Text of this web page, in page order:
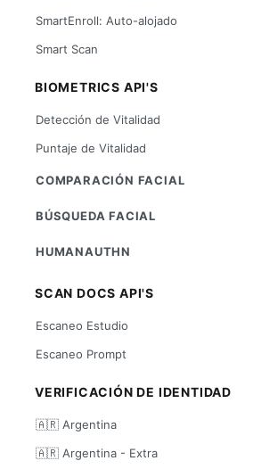
SmartEnroll: Auto-alojado
Smart Scan
BIOMETRICS API'S
Detección de Vitalidad
Puntaje de Vitalidad
COMPARACIÓN FACIAL
BÚSQUEDA FACIAL
HUMANAUTHN
SCAN DOCS API'S
Escaneo Estudio
Escaneo Prompt
VERIFICACIÓN DE IDENTIDAD
🇦🇷 Argentina
🇦🇷 Argentina - Extra